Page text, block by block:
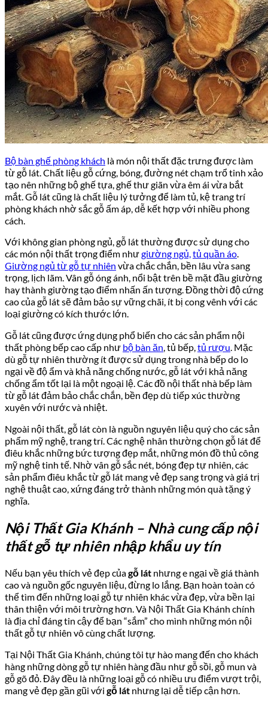
Bộ bàn ghế phòng khách là món nội thất đặc trưng được làm
từ gỗ lát. Chất liệu gỗ cứng, bóng, đường nét chạm trổ tinh xảo
tạo nên những bộ ghế tựa, ghế thư giãn vừa êm ái vừa bắt
mắt. Gỗ lát cũng là chất liệu lý tưởng để làm tủ, kệ trang trí
phòng khách nhờ sắc gỗ ấm áp, dễ kết hợp với nhiều phong
cách.
Với không gian phòng ngủ, gỗ lát thường được sử dụng cho
các món nội thất trọng điểm nhưgiường ngủ,tủ quần áo.
Giường ngủ từ gỗ tự nhiên vừa chắc chắn, bền lâu vừa sang
trọng, lịch lãm. Vân gỗ óng ánh, nổi bật trên bề mặt đầu giường
hay thành giường tạo điểm nhấn ấn tượng. Đồng thời độ cứng
cao của gỗ lát sẽ đảm bảo sự vững chãi, ít bị cong vênh với các
loại giường có kích thước lớn.
Gỗ lát cũng được ứng dụng phổ biến cho các sản phẩm nội
thất phòng bếp cao cấp như bộ bàn ăn, tủ bếp,tủ rượu. Mặc
dù gỗ tự nhiên thường ít được sử dụng trong nhà bếp do lo
ngại về độ ẩm và khả năng chống nước, gỗ lát với khả năng
chống ẩm tốt lại là một ngoại lệ. Các đồ nội thất nhà bếp làm
từ gỗ lát đảm bảo chắc chắn, bền đẹp dù tiếp xúc thường
xuyên với nước và nhiệt.
Ngoài nội thất, gỗ lát còn là nguồn nguyên liệu quý cho các sản
phẩm mỹ nghệ, trang trí. Các nghệ nhân thường chọn gỗ lát để
điêu khắc những bức tượng đẹp mắt, những món đồ thủ công
mỹ nghệ tinh tế. Nhờ vân gỗ sắc nét, bóng đẹp tự nhiên, các
sản phẩm điêu khắc từ gỗ lát mang vẻ đẹp sang trọng và giá trị
nghệ thuật cao, xứng đáng trở thành những món quà tặng ý
nghĩa.
Nội Thất Gia Khánh– Nhà cung cấp nội
thất gỗ tự nhiên nhập khẩu uy tín
Nếu bạn yêu thích vẻ đẹp củagỗ lát nhưng e ngại về giá thành
cao và nguồn gốc nguyên liệu, đừng lo lắng. Bạn hoàn toàn có
thể tìm đến những loại gỗ tự nhiên khác vừa đẹp, vừa bền lại
thân thiện với môi trường hơn. Và Nội Thất Gia Khánh chính
là địa chỉ đáng tin cậy để bạn “sắm” cho mình những món nội
thất gỗ tự nhiên vô cùng chất lượng.
Tại Nội Thất Gia Khánh, chúng tôi tự hào mang đến cho khách
hàng những dòng gỗ tự nhiên hàng đầu như gỗ sồi, gỗ mun và
gỗ gõ đỏ. Đây đều là những loại gỗ có nhiều ưu điểm vượt trội,
mang vẻ đẹp gần gũi với gỗ lát nhưng lại dễ tiếp cận hơn.